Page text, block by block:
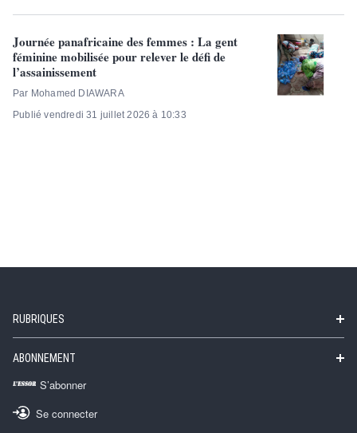
Journée panafricaine des femmes : La gent
féminine mobilisée pour relever le défi de
l’assainissement
Par Mohamed DIAWARA
Publié vendredi 31 juillet 2026 à 10:33
RUBRIQUES
ABONNEMENT
S’abonner
Se connecter